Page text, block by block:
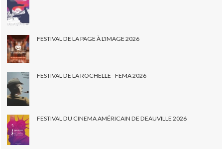
FESTIVAL DE LA PAGE À L'IMAGE 2026
FESTIVAL DE LA ROCHELLE - FEMA 2026
FESTIVAL DU CINEMA AMÉRICAIN DE DEAUVILLE 2026